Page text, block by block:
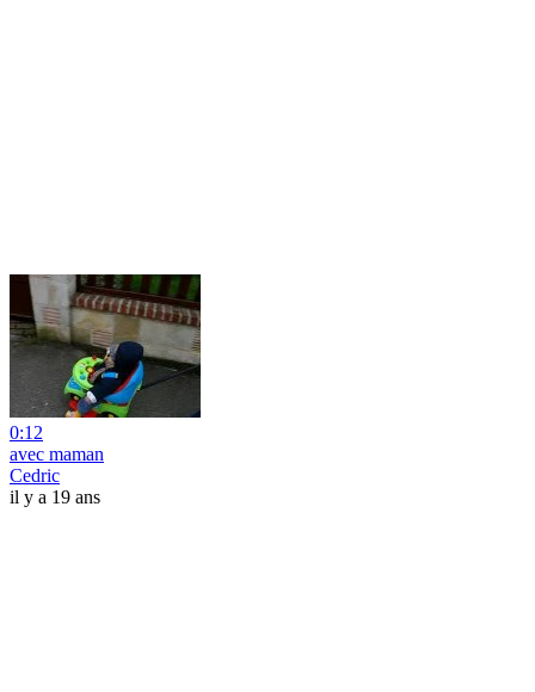
0:12
avec maman
Cedric
il y a 19 ans